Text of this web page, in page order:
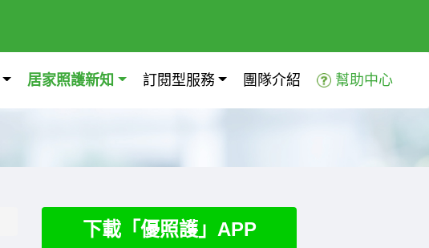
居家照護新知 訂閱型服務 團隊介紹 幫助中心
下載「優照護」APP